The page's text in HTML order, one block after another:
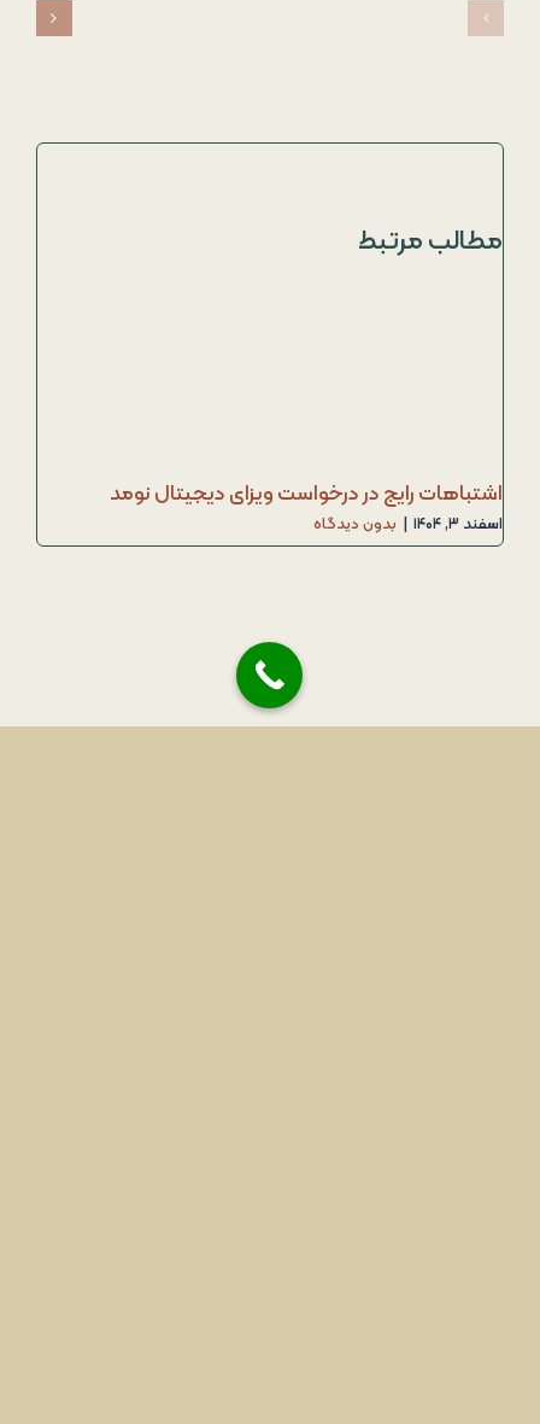
مطالب مرتبط
اشتباهات رایج در درخواست ویزای دیجیتال نومد
اسفند ۳, ۱۴۰۴ | بدون دیدگاه